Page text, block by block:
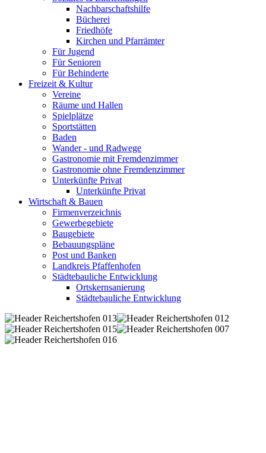
Nachbarschaftshilfe
Bücherei
Friedhöfe
Kirchen und Pfarrämter
Für Jugend
Für Senioren
Für Behinderte
Freizeit & Kultur
Vereine
Räume und Hallen
Spielplätze
Sportstätten
Baden
Wander - und Radwege
Gastronomie mit Fremdenzimmer
Gastronomie ohne Fremdenzimmer
Unterkünfte Privat
Unterkünfte Privat
Wirtschaft & Bauen
Firmenverzeichnis
Gewerbegebiete
Baugebiete
Bebauungspläne
Post und Banken
Landkreis Pfaffenhofen
Städtebauliche Entwicklung
Ortskernsanierung
Städtebauliche Entwicklung